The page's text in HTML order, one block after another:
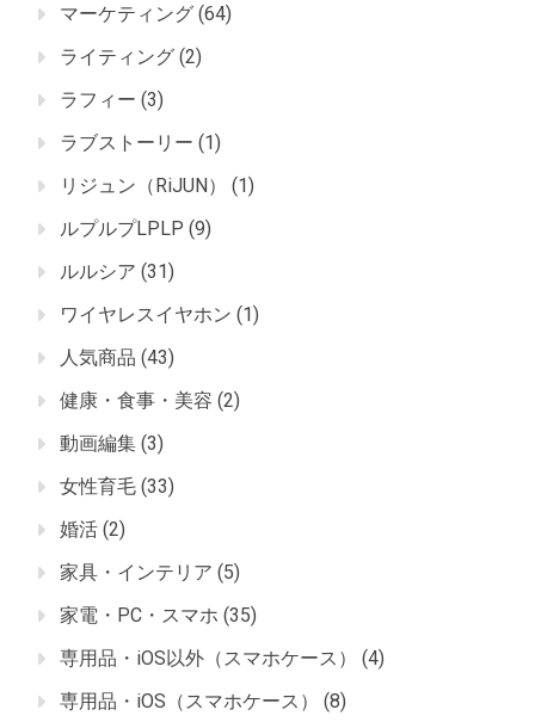
マーケティング (64)
ライティング (2)
ラフィー (3)
ラブストーリー (1)
リジュン（RiJUN）
(1)
ルプルプLPLP (9)
ルルシア (31)
ワイヤレスイヤホン (1)
人気商品 (43)
健康・食事・美容 (2)
動画編集 (3)
女性育毛 (33)
婚活 (2)
家具・インテリア (5)
家電・PC・スマホ (35)
専用品・iOS以外（スマホケース）
(4)
専用品・iOS（スマホケース）
(8)